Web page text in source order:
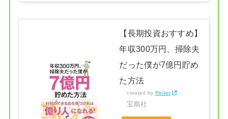
【長期投資おすすめ】
年収300万円、掃除夫
だった僕が7億円貯め
た方法
created by Rinker
宝島社